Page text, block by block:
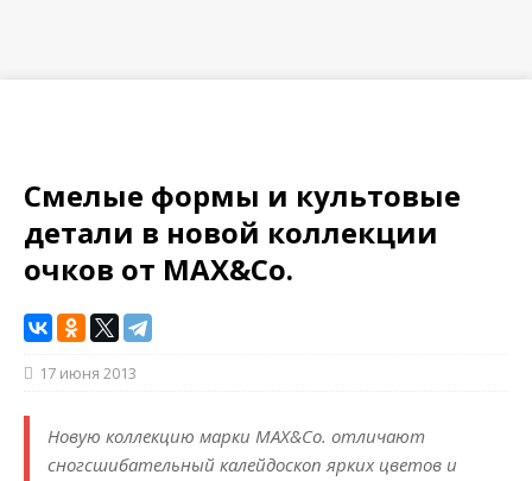
Смелые формы и культовые
детали в новой коллекции
очков от MAX&Co.
17 июня 2013
Новую коллекцию марки MAX&Co. отличают
сногсшибательный калейдоскоп ярких цветов и